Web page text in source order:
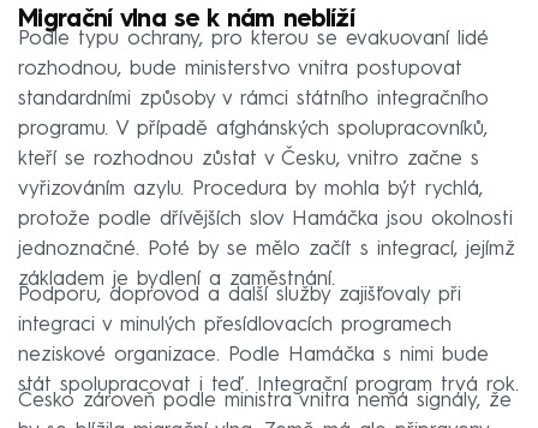
Migrační vlna se k nám neblíží
Podle typu ochrany, pro kterou se evakuovaní lidé
rozhodnou, bude ministerstvo vnitra postupovat
standardními způsoby v rámci státního integračního
programu. V případě afghánských spolupracovníků,
kteří se rozhodnou zůstat v Česku, vnitro začne s
vyřizováním azylu. Procedura by mohla být rychlá,
protože podle dřívějších slov Hamáčka jsou okolnosti
jednoznačné. Poté by se mělo začít s integrací, jejímž
základem je bydlení a zaměstnání.
Podporu, doprovod a další služby zajišťovaly při
integraci v minulých přesídlovacích programech
neziskové organizace. Podle Hamáčka s nimi bude
stát spolupracovat i teď. Integrační program trvá rok.
Česko zároveň podle ministra vnitra nemá signály, že